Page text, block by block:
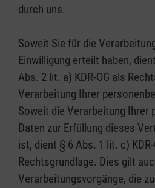
durch uns.
Soweit Sie für die
Einwilligung erteilt haben,
Abs. 2 lit. a) KDR-OG als
Verarbeitung Ihrer
Soweit die Verarbeitung Ihrer
Daten zur Erfüllung dieses
ist, dient § 6 Abs. 1 lit. c) KDR-
Rechtsgrundlage. Dies gilt
Verarbeitungsvorgänge, die